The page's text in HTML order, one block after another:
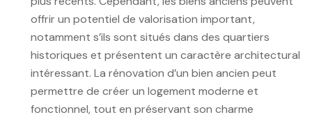
offrir un potentiel de valorisation important,
notamment s’ils sont situés dans des quartiers
historiques et présentent un caractère architectural
intéressant. La rénovation d’un bien ancien peut
permettre de créer un logement moderne et
fonctionnel, tout en préservant son charme